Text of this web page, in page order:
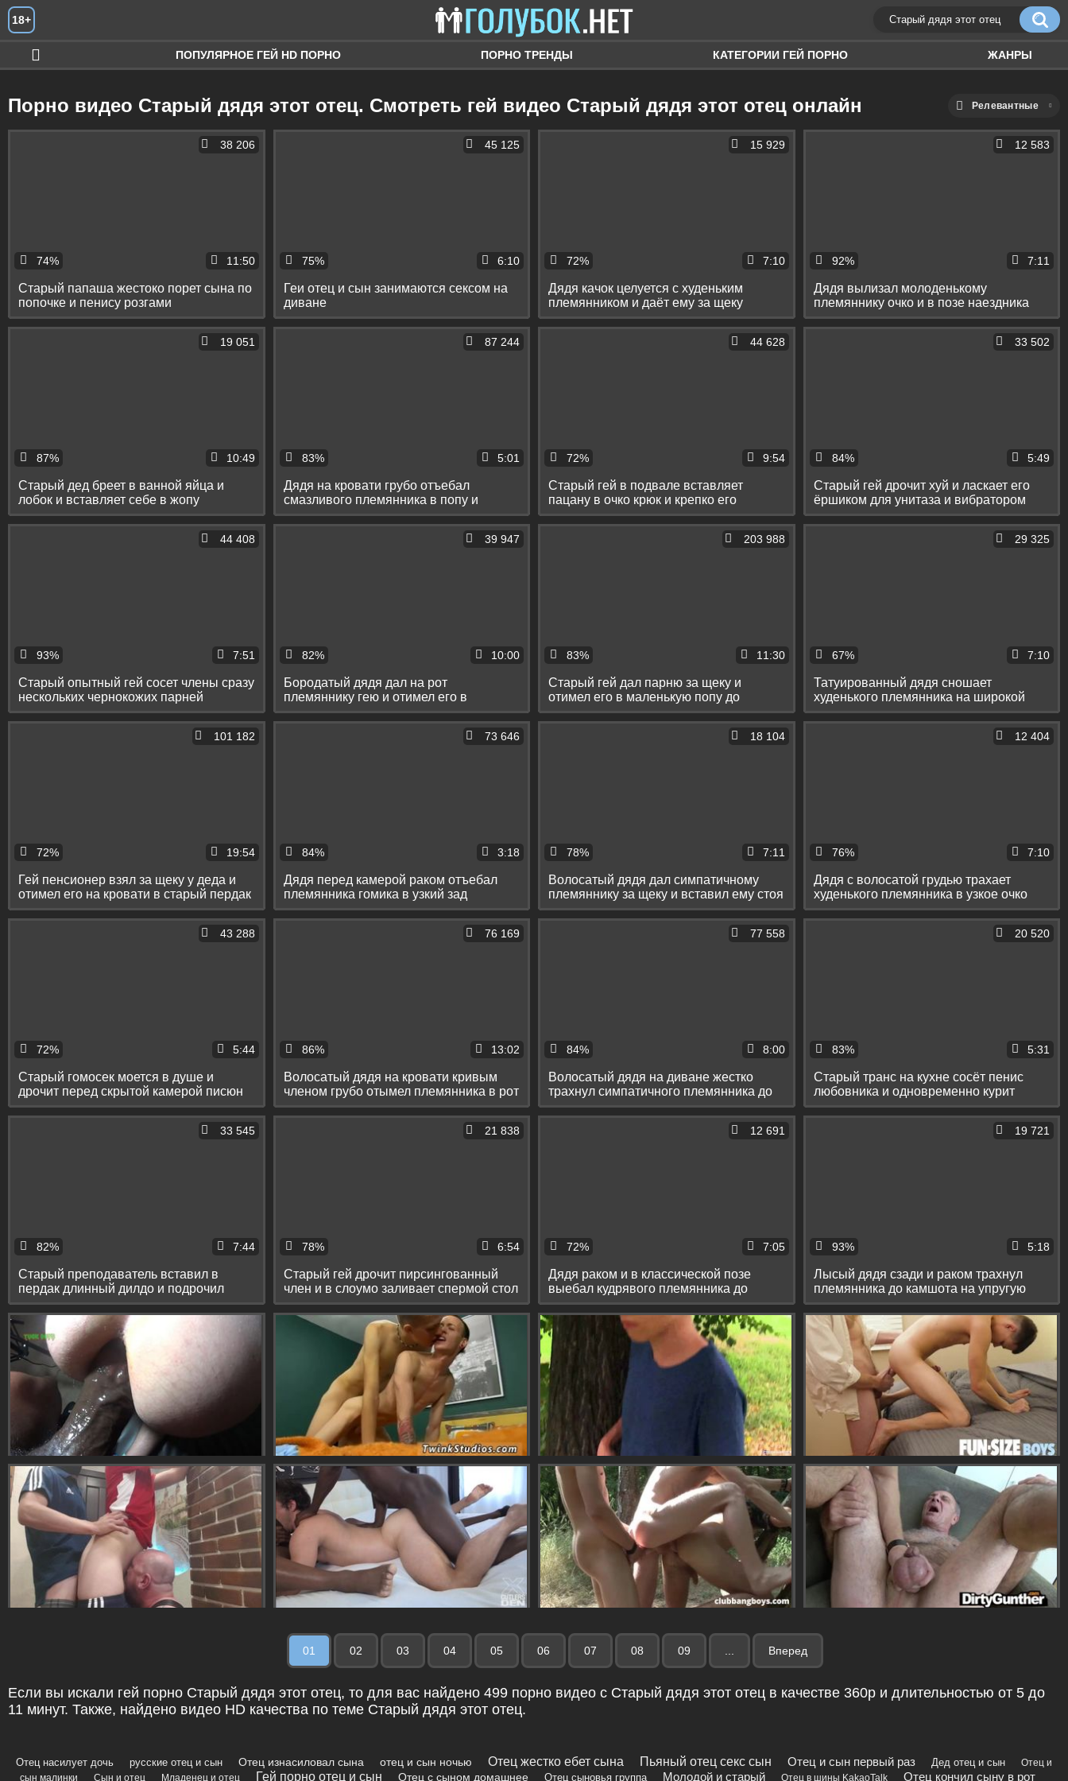
18+
ПОПУЛЯРНОЕ ГЕЙ HD ПОРНО ПОРНО ТРЕНДЫ КАТЕГОРИИ ГЕЙ ПОРНО ЖАНРЫ
Порно видео Старый дядя этот отец. Смотреть гей видео Старый дядя этот отец онлайн Релевантные
74%
38 206
11:50
Старый папаша жестоко порет сына по
попочке и пенису розгами
75%
45 125
6:10
Геи отец и сын занимаются сексом на
диване
72%
15 929
7:10
Дядя качок целуется с худеньким
племянником и даёт ему за щеку
92%
12 583
7:11
Дядя вылизал молоденькому
племяннику очко и в позе наездника
вдул ему до стонов
87%
19 051
10:49
Старый дед бреет в ванной яйца и
лобок и вставляет себе в жопу
фигурный дилдо
83%
87 244
5:01
Дядя на кровати грубо отъебал
смазливого племянника в попу и
спустил ему в рот
72%
44 628
9:54
Старый гей в подвале вставляет
пацану в очко крюк и крепко его
связывает
84%
33 502
5:49
Старый гей дрочит хуй и ласкает его
ёршиком для унитаза и вибратором
93%
44 408
7:51
Старый опытный гей сосет члены сразу
нескольких чернокожих парней
82%
39 947
10:00
Бородатый дядя дал на рот
племяннику гею и отимел его в
маленькую попку
83%
203 988
11:30
Старый гей дал парню за щеку и
отимел его в маленькую попу до
кремпая
67%
29 325
7:10
Татуированный дядя сношает
худенького племянника на широкой
кровати в очко
72%
101 182
19:54
Гей пенсионер взял за щеку у деда и
отимел его на кровати в старый пердак
84%
73 646
3:18
Дядя перед камерой раком отъебал
племянника гомика в узкий зад
78%
18 104
7:11
Волосатый дядя дал симпатичному
племяннику за щеку и вставил ему стоя
в анус
76%
12 404
7:10
Дядя с волосатой грудью трахает
худенького племянника в узкое очко
72%
43 288
5:44
Старый гомосек моется в душе и
дрочит перед скрытой камерой писюн
86%
76 169
13:02
Волосатый дядя на кровати кривым
членом грубо отымел племянника в рот
и очко
84%
77 558
8:00
Волосатый дядя на диване жестко
трахнул симпатичного племянника до
кремпая
83%
20 520
5:31
Старый транс на кухне сосёт пенис
любовника и одновременно курит
82%
33 545
7:44
Старый преподаватель вставил в
пердак длинный дилдо и подрочил
большой член
78%
21 838
6:54
Старый гей дрочит пирсингованный
член и в слоумо заливает спермой стол
72%
12 691
7:05
Дядя раком и в классической позе
выебал кудрявого племянника до
камшота на спину
93%
19 721
5:18
Лысый дядя сзади и раком трахнул
племянника до камшота на упругую
попку
01 02 03 04 05 06 07 08 09 Вперед
Если вы искали гей порно Старый дядя этот отец, то для вас найдено 499 порно видео с Старый дядя этот отец в качестве 360p и длительностью от 5 до
11 минут. Также, найдено видео HD качества по теме Старый дядя этот отец.
Отец насилует дочь русские отец и сын Отец изнасиловал сына отец и сын ночью Отец жестко ебет сына Пьяный отец секс сын Отец и сын первый раз Дед отец и сын
Отец и
сын малинки
Сын и отец Младенец и отец Гей порно отец и сын Отец с сыном домашнее Отец сыновья группа Молодой и старый Отец в шины KakaoTalk Отец кончил сыну в рот